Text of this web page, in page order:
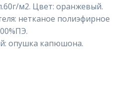
м2. Цвет: оранжевый.
нетканое полиэфирное
опушка капюшона.